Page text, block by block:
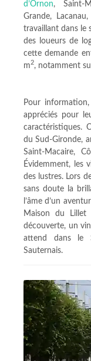
d’Ornon, Saint-
Grande,
travaillant dans le
des loueurs de
cette demande
m2, notamment
Pour
appréciés pour
caractéristiques.
du Sud-Gironde,
Saint-Macaire,
Évidemment, les
des lustres. Lors
sans doute la
l’âme d’un
Maison du Lillet
découverte, un
attend dans le
Sauternais.